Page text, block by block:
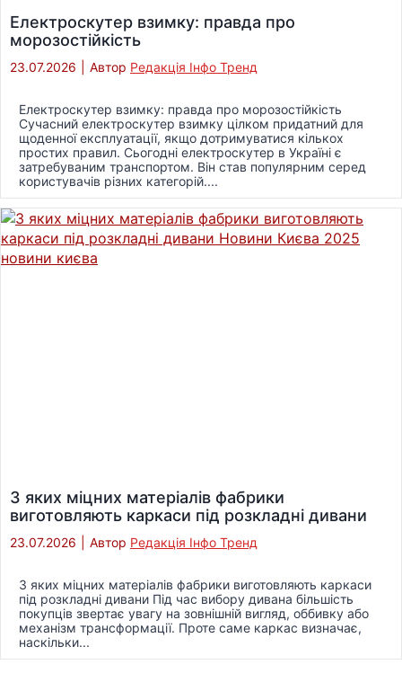
Електроскутер взимку: правда про
морозостійкість
23.07.2026 Автор Редакція Інфо Тренд
Електроскутер взимку: правда про морозостійкість
Сучасний електроскутер взимку цілком придатний для
щоденної експлуатації, якщо дотримуватися кількох
простих правил. Сьогодні електроскутер в Україні є
затребуваним транспортом. Він став популярним серед
користувачів різних категорій....
З яких міцних матеріалів фабрики
виготовляють каркаси під розкладні дивани
23.07.2026 Автор Редакція Інфо Тренд
З яких міцних матеріалів фабрики виготовляють каркаси
під розкладні дивани Під час вибору дивана більшість
покупців звертає увагу на зовнішній вигляд, оббивку або
механізм трансформації. Проте саме каркас визначає,
наскільки...